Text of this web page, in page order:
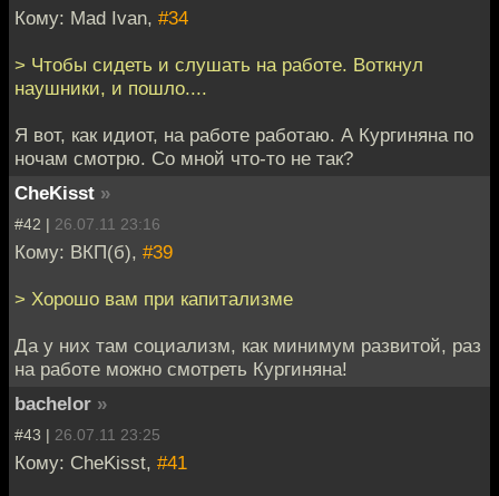
Кому: Mad Ivan, #34
> Чтобы сидеть и слушать на работе. Воткнул
наушники, и пошло....
Я вот, как идиот, на работе работаю. А Кургиняна по
ночам смотрю. Со мной что-то не так?
CheKisst »
#42 | 26.07.11 23:16
Кому: ВКП(б), #39
> Хорошо вам при капитализме
Да у них там социализм, как минимум развитой, раз
на работе можно смотреть Кургиняна!
bachelor »
#43 | 26.07.11 23:25
Кому: CheKisst, #41